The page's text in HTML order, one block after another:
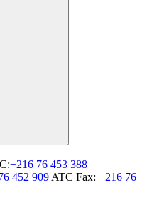
+216 76 453 388
452 909 ATC Fax: +216 76